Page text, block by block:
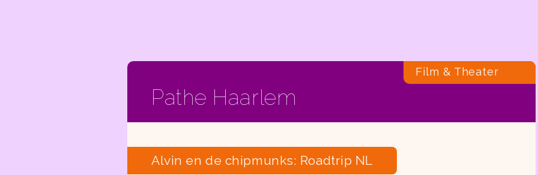
Pathe Haarlem
Film & Theater
Alvin en de chipmunks: Roadtrip NL